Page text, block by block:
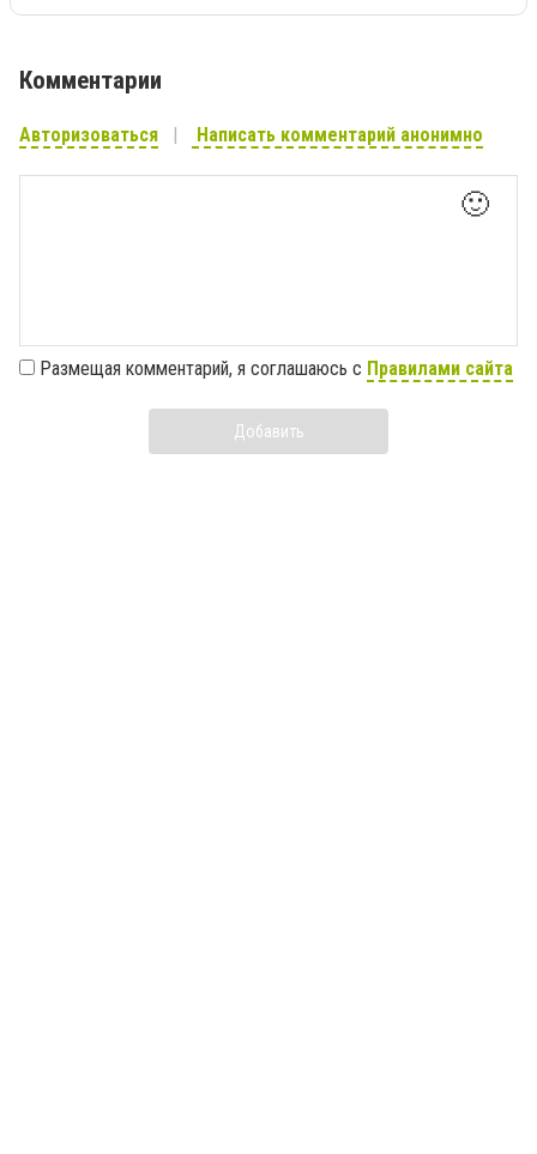
Комментарии
Авторизоваться Написать комментарий анонимно
🙂
Размещая комментарий, я соглашаюсь с Правилами сайта
Добавить